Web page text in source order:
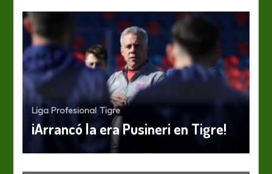
Liga Profesional Tigre
¡Arrancó la era Pusineri en Tigre!
River Plate Vélez Sarsfield
River venció a Vélez y le cortó el